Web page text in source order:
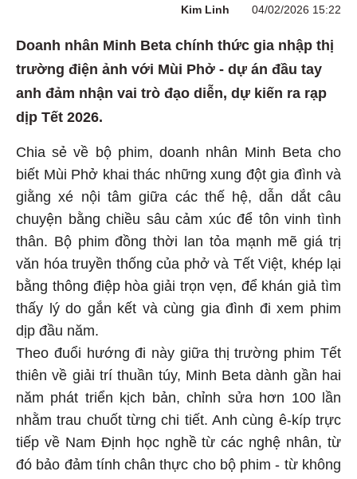
Kim Linh 04/02/2026 15:22
Doanh nhân Minh Beta chính thức gia nhập thị
trường điện ảnh với Mùi Phở - dự án đầu tay
anh đảm nhận vai trò đạo diễn, dự kiến ra rạp
dịp Tết 2026.
Chia sẻ về bộ phim, doanh nhân Minh Beta cho
biết Mùi Phở khai thác những xung đột gia đình và
giằng xé nội tâm giữa các thế hệ, dẫn dắt câu
chuyện bằng chiều sâu cảm xúc để tôn vinh tình
thân. Bộ phim đồng thời lan tỏa mạnh mẽ giá trị
văn hóa truyền thống của phở và Tết Việt, khép lại
bằng thông điệp hòa giải trọn vẹn, để khán giả tìm
thấy lý do gắn kết và cùng gia đình đi xem phim
dịp đầu năm.
Theo đuổi hướng đi này giữa thị trường phim Tết
thiên về giải trí thuần túy, Minh Beta dành gần hai
năm phát triển kịch bản, chỉnh sửa hơn 100 lần
nhằm trau chuốt từng chi tiết. Anh cùng ê-kíp trực
tiếp về Nam Định học nghề từ các nghệ nhân, từ
đó bảo đảm tính chân thực cho bộ phim - từ không